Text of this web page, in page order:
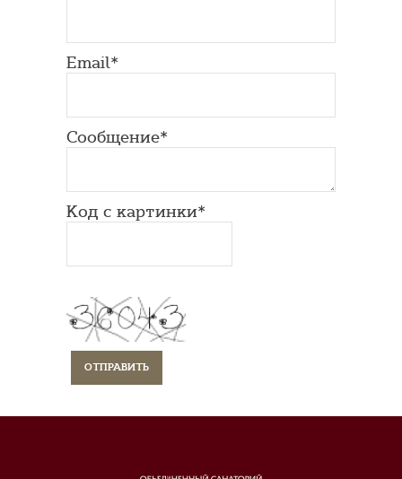
Email*
Сообщение*
Код с картинки*